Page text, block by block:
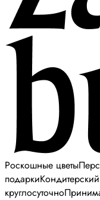
Роскошные цветы
подарки
круглосуточно